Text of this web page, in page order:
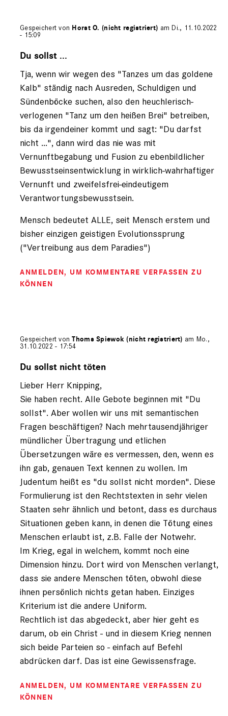
Gespeichert von Horst O. (nicht registriert) am Di., 11.10.2022
- 15:09
auf
Andreas
Knipping
registriert)
Du sollst ...
Tja, wenn wir wegen des "Tanzes um das goldene
Kalb" ständig nach Ausreden, Schuldigen und
Sündenböcke suchen, also den heuchlerisch-
verlogenen "Tanz um den heißen Brei" betreiben,
bis da irgendeiner kommt und sagt: "Du darfst
nicht ...", dann wird das nie was mit
Vernunftbegabung und Fusion zu ebenbildlicher
Bewusstseinsentwicklung in wirklich-wahrhaftiger
Vernunft und zweifelsfrei-eindeutigem
Verantwortungsbewusstsein.
Mensch bedeutet ALLE, seit Mensch erstem und
bisher einzigen geistigen Evolutionssprung
("Vertreibung aus dem Paradies")
ANMELDEN, UM KOMMENTARE VERFASSEN ZU
KÖNNEN
Gespeichert vonThoms Spiewok (nicht registriert) am Mo.,
31.10.2022 - 17:54
auf
Andreas
Knipping
registriert)
Du sollst nicht töten
Lieber Herr Knipping,
Sie haben recht. Alle Gebote beginnen mit "Du
sollst". Aber wollen wir uns mit semantischen
Fragen beschäftigen? Nach mehrtausendjähriger
mündlicher Übertragung und etlichen
Übersetzungen wäre es vermessen, den, wenn es
ihn gab, genauen Text kennen zu wollen. Im
Judentum heißt es "du sollst nicht morden". Diese
Formulierung ist den Rechtstexten in sehr vielen
Staaten sehr ähnlich und betont, dass es durchaus
Situationen geben kann, in denen die Tötung eines
Menschen erlaubt ist, z.B. Falle der Notwehr.
Im Krieg, egal in welchem, kommt noch eine
Dimension hinzu. Dort wird von Menschen verlangt,
dass sie andere Menschen töten, obwohl diese
ihnen persönlich nichts getan haben. Einziges
Kriterium ist die andere Uniform.
Rechtlich ist das abgedeckt, aber hier geht es
darum, ob ein Christ - und in diesem Krieg nennen
sich beide Parteien so - einfach auf Befehl
abdrücken darf. Das ist eine Gewissensfrage.
ANMELDEN, UM KOMMENTARE VERFASSEN ZU
KÖNNEN